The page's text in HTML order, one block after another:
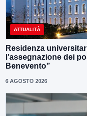
ATTUALITÀ
Residenza
l’assegnazione dei
Benevento”
6 AGOSTO 2026